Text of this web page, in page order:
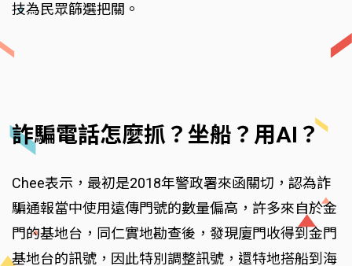
技為民眾篩選把關。
詐騙電話怎麼抓？坐船？用AI？
Chee表示，最初是2018年警政署來函關切，認為詐
騙通報當中使用遠傳門號的數量偏高，許多來自於金
門的基地台，同仁實地勘查後，發現廈門收得到金門
基地台的訊號，因此特別調整訊號，還特地搭船到海